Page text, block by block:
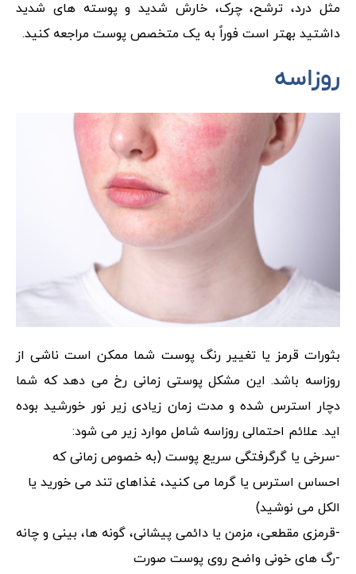
مثل درد، ترشح، چرک، خارش شدید و پوسته های شدید
داشتید بهتر است فوراً به یک متخصص پوست مراجعه کنید.
روزاسه
بثورات قرمز یا تغییر رنگ پوست شما ممکن است ناشی از
روزاسه باشد. این مشکل پوستی زمانی رخ می دهد که شما
دچار استرس شده و مدت زمان زیادی زیر نور خورشید بوده
اید. علائم احتمالی روزاسه شامل موارد زیر می شود:
-سرخی یا گرگرفتگی سریع پوست (به خصوص زمانی که
احساس استرس یا گرما می کنید، غذاهای تند می خورید یا
الکل می نوشید)
-قرمزی مقطعی، مزمن یا دائمی پیشانی، گونه ها، بینی و چانه
-رگ های خونی واضح روی پوست صورت